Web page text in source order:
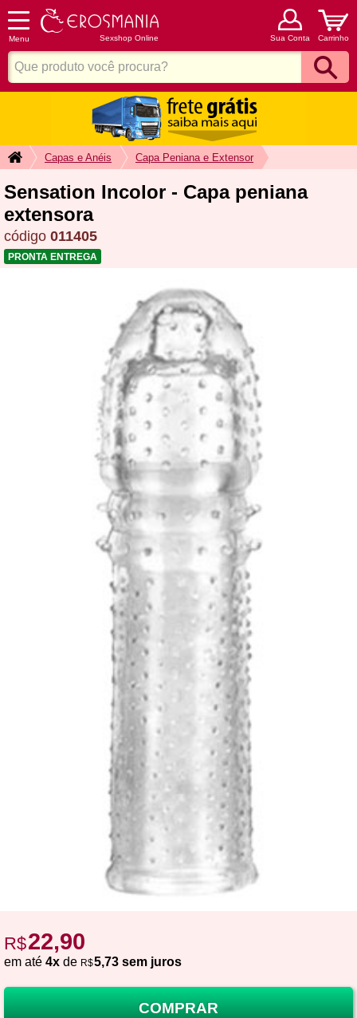
Menu Sexshop Online Sua Conta Carrinho
Capas e Anéis Capa Peniana e Extensor
Sensation Incolor - Capa peniana
extensora
código 011405
PRONTA ENTREGA
R$22,90
em até 4x de R$5,73 sem juros
COMPRAR